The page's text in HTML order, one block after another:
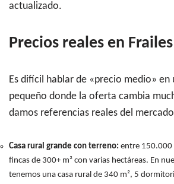
actualizado.
Precios reales en Frailes
Es difícil hablar de «precio medio» en
pequeño donde la oferta cambia
damos referencias reales del
Casa rural grande con terreno: entre 150.000
fincas de 300+ m² con varias hectáreas. En
tenemos una casa rural de 340 m², 5